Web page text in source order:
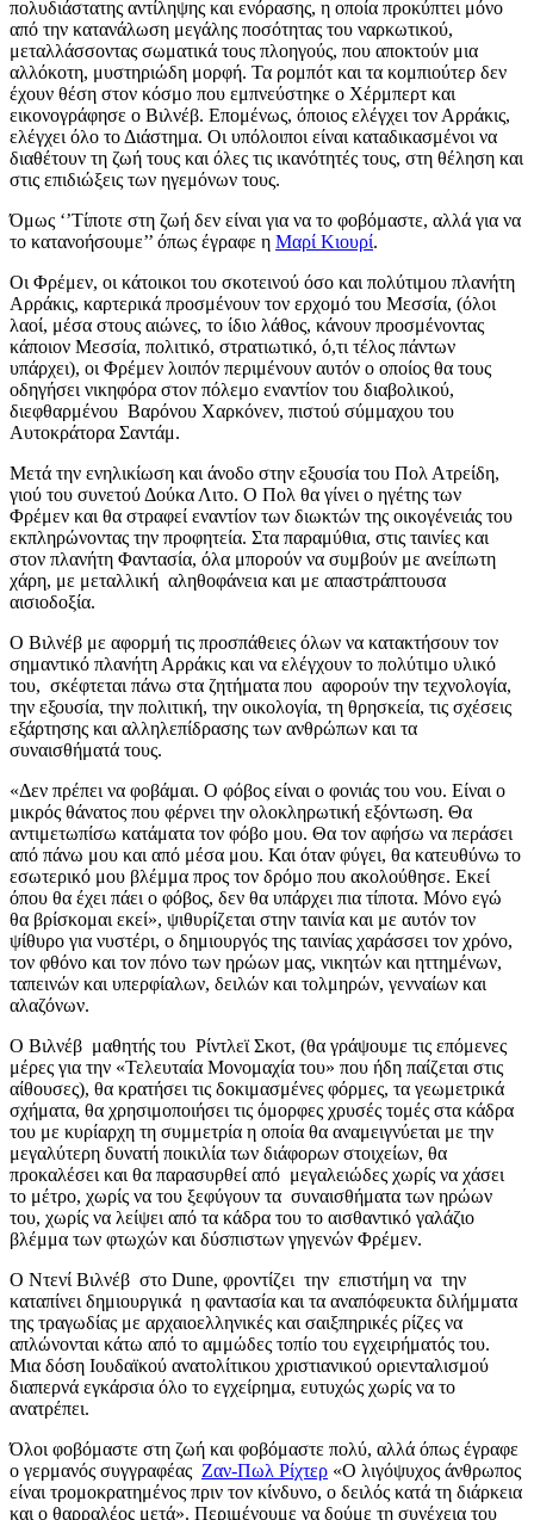
πολυδιάστατης αντίληψης και ενόρασης, η οποία προκύπτει μόνο
από την κατανάλωση μεγάλης ποσότητας του ναρκωτικού,
μεταλλάσσοντας σωματικά τους πλοηγούς, που αποκτούν μια
αλλόκοτη, μυστηριώδη μορφή. Τα ρομπότ και τα κομπιούτερ δεν
έχουν θέση στον κόσμο που εμπνεύστηκε ο Χέρμπερτ και
εικονογράφησε ο Βιλνέβ. Επομένως, όποιος ελέγχει τον Αρράκις,
ελέγχει όλο το Διάστημα. Οι υπόλοιποι είναι καταδικασμένοι να
διαθέτουν τη ζωή τους και όλες τις ικανότητές τους, στη θέληση και
στις επιδιώξεις των ηγεμόνων τους.
Όμως ‘’Τίποτε στη ζωή δεν είναι για να το φοβόμαστε, αλλά για να
το κατανοήσουμε’’ όπως έγραφε η Μαρί Κιουρί.
Οι Φρέμεν, οι κάτοικοι του σκοτεινού όσο και πολύτιμου πλανήτη
Αρράκις, καρτερικά προσμένουν τον ερχομό του Μεσσία, (όλοι
λαοί, μέσα στους αιώνες, το ίδιο λάθος, κάνουν προσμένοντας
κάποιον Μεσσία, πολιτικό, στρατιωτικό, ό,τι τέλος πάντων
υπάρχει), οι Φρέμεν λοιπόν περιμένουν αυτόν ο οποίος θα τους
οδηγήσει νικηφόρα στον πόλεμο εναντίον του διαβολικού,
διεφθαρμένου Βαρόνου Χαρκόνεν, πιστού σύμμαχου του
Αυτοκράτορα Σαντάμ.
Μετά την ενηλικίωση και άνοδο στην εξουσία του Πολ Ατρείδη,
γιού του συνετού Δούκα Λιτο. Ο Πολ θα γίνει ο ηγέτης των
Φρέμεν και θα στραφεί εναντίον των διωκτών της οικογένειάς του
εκπληρώνοντας την προφητεία. Στα παραμύθια, στις ταινίες και
στον πλανήτη Φαντασία, όλα μπορούν να συμβούν με ανείπωτη
χάρη, με μεταλλική αληθοφάνεια και με απαστράπτουσα
αισιοδοξία.
Ο Βιλνέβ με αφορμή τις προσπάθειες όλων να κατακτήσουν τον
σημαντικό πλανήτη Αρράκις και να ελέγχουν το πολύτιμο υλικό
του, σκέφτεται πάνω στα ζητήματα που αφορούν την τεχνολογία,
την εξουσία, την πολιτική, την οικολογία, τη θρησκεία, τις σχέσεις
εξάρτησης και αλληλεπίδρασης των ανθρώπων και τα
συναισθήματά τους.
«Δεν πρέπει να φοβάμαι. Ο φόβος είναι ο φονιάς του νου. Είναι ο
μικρός θάνατος που φέρνει την ολοκληρωτική εξόντωση. Θα
αντιμετωπίσω κατάματα τον φόβο μου. Θα τον αφήσω να περάσει
από πάνω μου και από μέσα μου. Και όταν φύγει, θα κατευθύνω το
εσωτερικό μου βλέμμα προς τον δρόμο που ακολούθησε. Εκεί
όπου θα έχει πάει ο φόβος, δεν θα υπάρχει πια τίποτα. Μόνο εγώ
θα βρίσκομαι εκεί», ψιθυρίζεται στην ταινία και με αυτόν τον
ψίθυρο για νυστέρι, ο δημιουργός της ταινίας χαράσσει τον χρόνο,
τον φθόνο και τον πόνο των ηρώων μας, νικητών και ηττημένων,
ταπεινών και υπερφίαλων, δειλών και τολμηρών, γενναίων και
αλαζόνων.
Ο Βιλνέβ μαθητής του Ρίντλεϊ Σκοτ, (θα γράψουμε τις επόμενες
μέρες για την «Τελευταία Μονομαχία του» που ήδη παίζεται στις
αίθουσες), θα κρατήσει τις δοκιμασμένες φόρμες, τα γεωμετρικά
σχήματα, θα χρησιμοποιήσει τις όμορφες χρυσές τομές στα κάδρα
του με κυρίαρχη τη συμμετρία η οποία θα αναμειγνύεται με την
μεγαλύτερη δυνατή ποικιλία των διάφορων στοιχείων, θα
προκαλέσει και θα παρασυρθεί από μεγαλειώδες χωρίς να χάσει
το μέτρο, χωρίς να του ξεφύγουν τα συναισθήματα των ηρώων
του, χωρίς να λείψει από τα κάδρα του το αισθαντικό γαλάζιο
βλέμμα των φτωχών και δύσπιστων γηγενών Φρέμεν.
Ο Ντενί Βιλνέβ στο Dune, φροντίζει την επιστήμη να την
καταπίνει δημιουργικά η φαντασία και τα αναπόφευκτα διλήμματα
της τραγωδίας με αρχαιοελληνικές και σαιξπηρικές ρίζες να
απλώνονται κάτω από το αμμώδες τοπίο του εγχειρήματός του.
Μια δόση Ιουδαϊκού ανατολίτικου χριστιανικού οριενταλισμού
διαπερνά εγκάρσια όλο το εγχείρημα, ευτυχώς χωρίς να το
ανατρέπει.
Όλοι φοβόμαστε στη ζωή και φοβόμαστε πολύ, αλλά όπως έγραφε
ο γερμανός συγγραφέας Ζαν-Πωλ Ρίχτερ «Ο λιγόψυχος άνθρωπος
είναι τρομοκρατημένος πριν τον κίνδυνο, ο δειλός κατά τη διάρκεια
και ο θαρραλέος μετά». Περιμένουμε να δούμε τη συνέχεια του